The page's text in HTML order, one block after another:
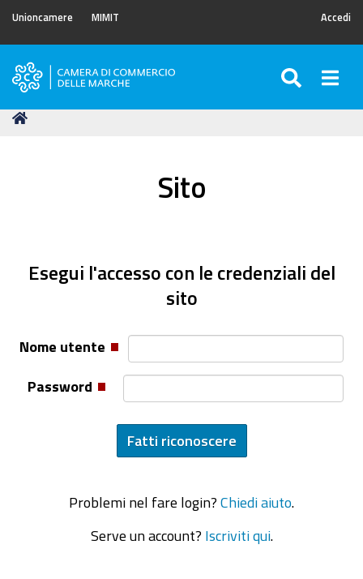
Unioncamere MIMIT Accedi
Camera
Commercio
Tu
Sito
Esegui l'accesso con le credenziali del
sito
Nome utente
Password
Problemi nel fare login? Chiedi aiuto
Serve un account? Iscriviti qui.